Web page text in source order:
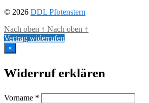
© 2026 DDL Pfotenstern
Nach oben ↑ Nach oben ↑
Vertrag widerrufen
×
Widerruf erklären
Vorname *